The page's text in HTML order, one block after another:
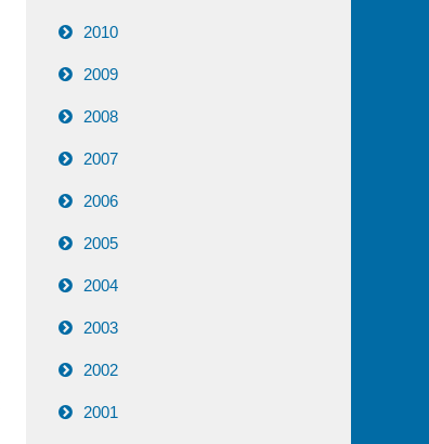
2010
2009
2008
2007
2006
2005
2004
2003
2002
2001